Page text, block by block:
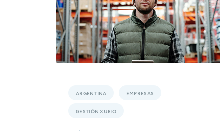
ARGENTINA EMPRESAS
GESTIÓN XUBIO